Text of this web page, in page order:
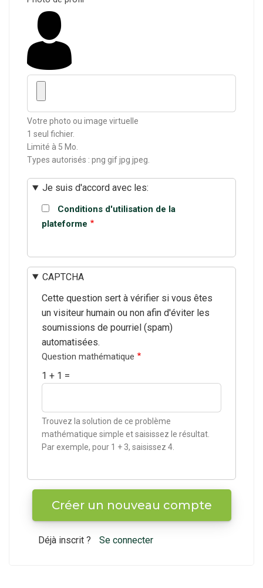
Votre photo ou image virtuelle
1 seul fichier.
Limité à 5 Mo.
Types autorisés : png gif jpg jpeg.
Je suis d'accord avec les:
Conditions d'utilisation de la
plateforme
CAPTCHA
Cette question sert à vérifier si vous êtes
un visiteur humain ou non afin d'éviter les
soumissions de pourriel (spam)
automatisées.
Question mathématique
1 + 1 =
Trouvez la solution de ce problème
mathématique simple et saisissez le résultat.
Par exemple, pour 1 + 3, saisissez 4.
Déjà inscrit ? Se connecter